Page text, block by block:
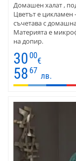
Домашен халат ,
Цветът е цикламен
съчетава с
Материята е
на допир.
30 00
€
58 67
лв.